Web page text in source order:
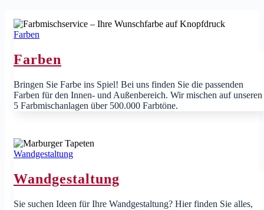
Farben
Farben
Bringen Sie Farbe ins Spiel! Bei uns finden Sie die passenden
Farben für den Innen- und Außenbereich. Wir mischen auf unseren
5 Farbmischanlagen über 500.000 Farbtöne.
Wandgestaltung
Wandgestaltung
Sie suchen Ideen für Ihre Wandgestaltung? Hier finden Sie alles,